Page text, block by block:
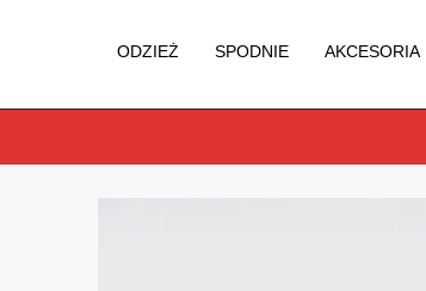
ODZIEŻ SPODNIE AKCESORIA